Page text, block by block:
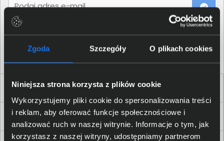
Zgoda Szczegóły O plikach cookies
Niniejsza strona korzysta z plików cookie
Wykorzystujemy pliki cookie do spersonalizowania treści
i reklam, aby oferować funkcje społecznościowe i
analizować ruch w naszej witrynie. Informacje o tym, jak
korzystasz z naszej witryny, udostępniamy partnerom
Dla Firm i Instytucji
Zakupy
Podaj adres e-mail